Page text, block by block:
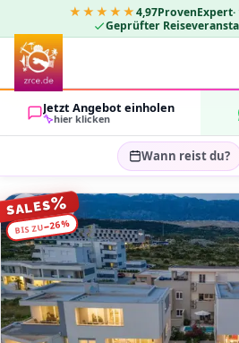
★★★★★4,97ProvenExpert·
Geprüfter
Jetzt Angebot einholen
hier klicken
Wann reist du?
Reisezeitraum
GÄSTE
2
SALES%
BIS ZU−26%